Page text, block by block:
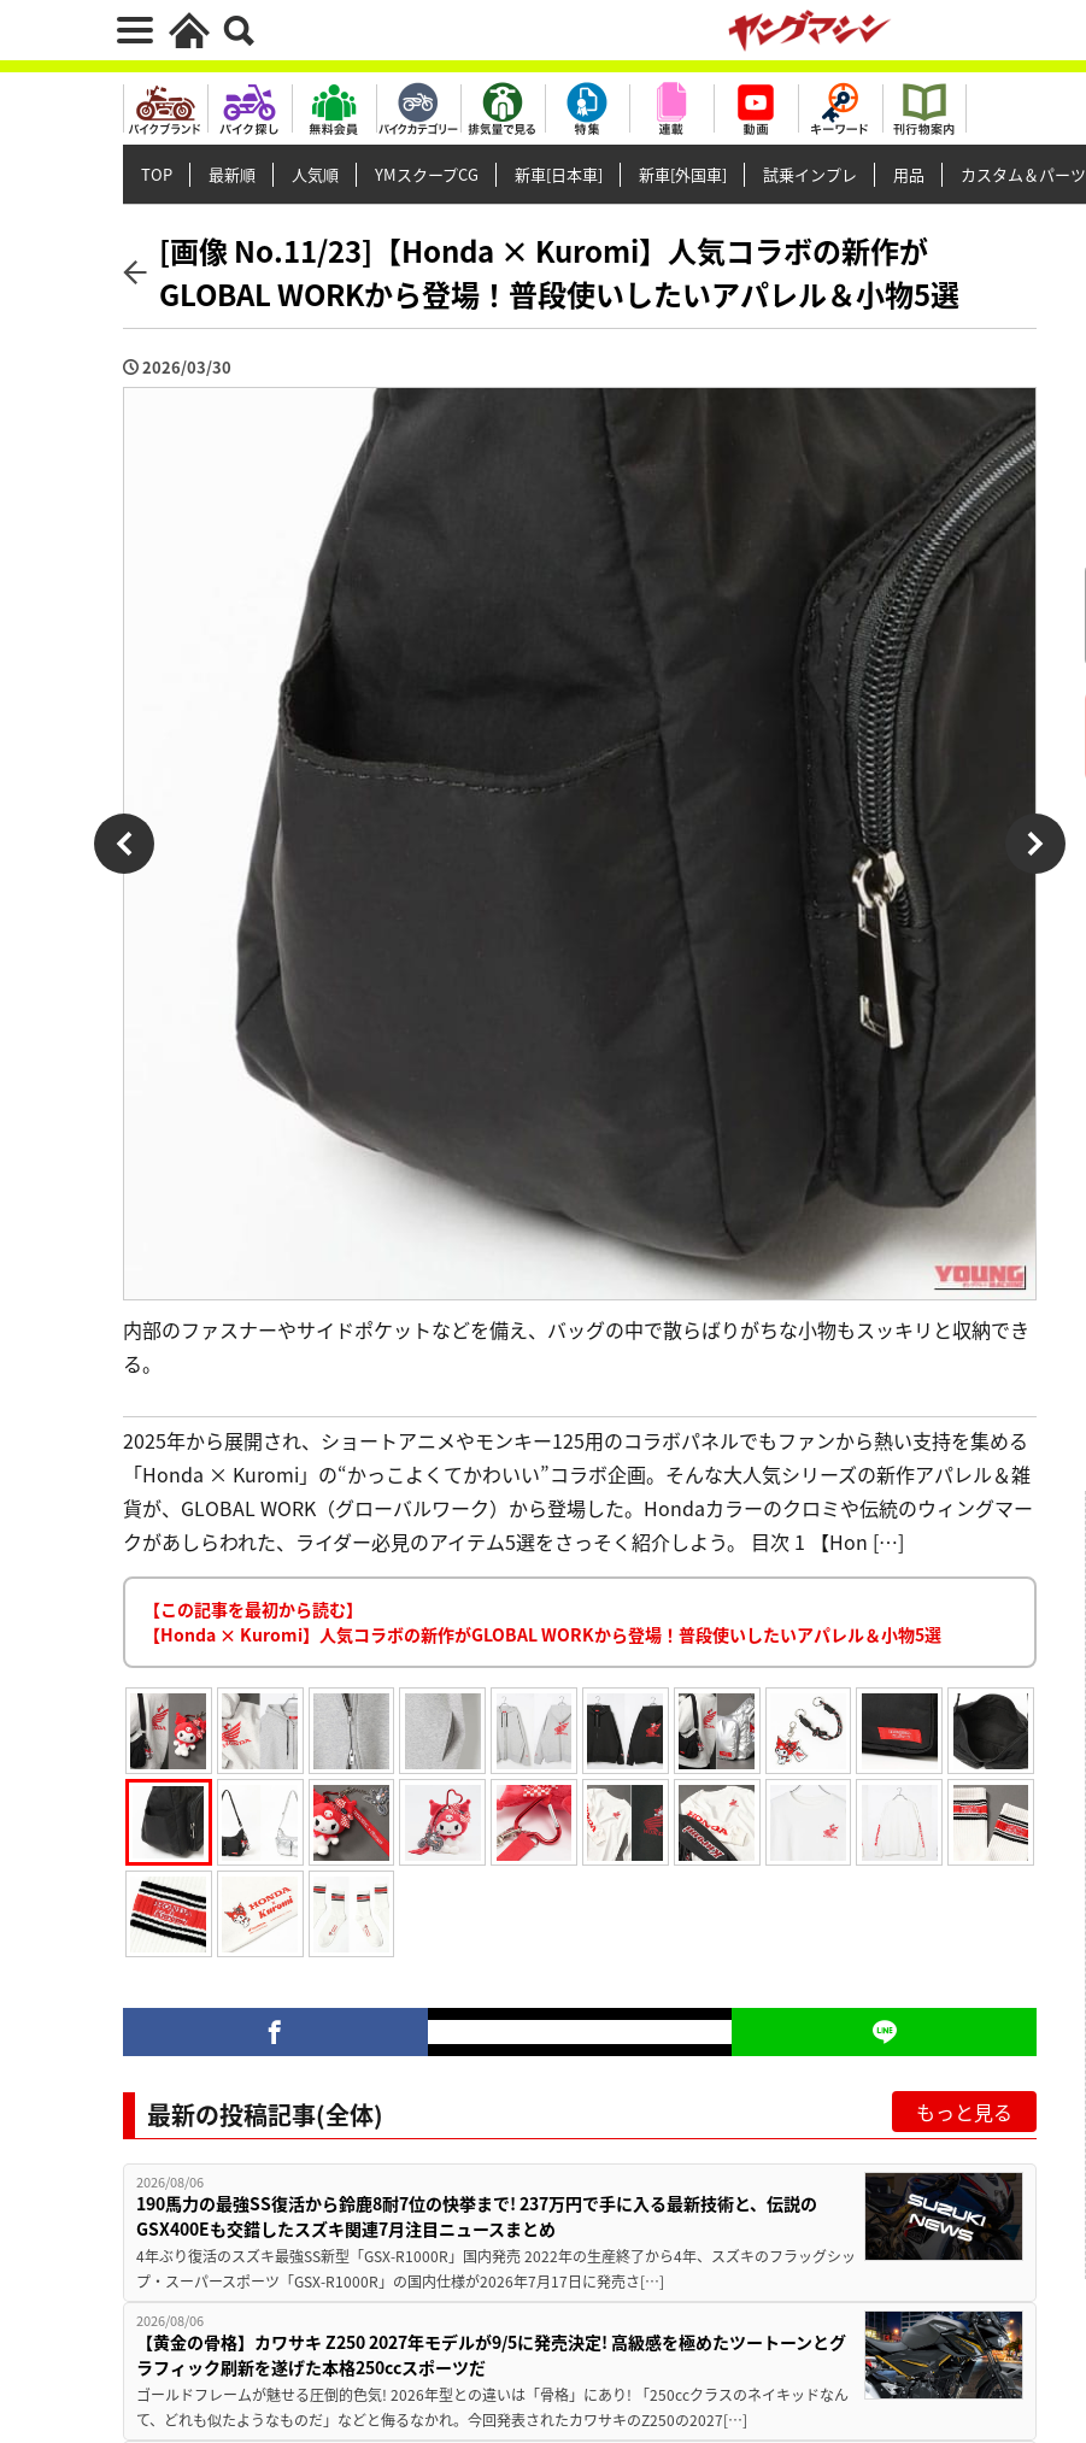
TOP 最新順 人気順 YMスクープCG 新車[日本車] 新車[外国車] 試乗インプレ 用品 カスタム＆パーツ
[画像 No.11/23]【Honda × Kuromi】人気コラボの新作が
GLOBAL WORKから登場！普段使いしたいアパレル＆小物5選
2026/03/30
内部のファスナーやサイドポケットなどを備え、バッグの中で散らばりがちな小物もスッキリと収納でき
る。
2025年から展開され、ショートアニメやモンキー125用のコラボパネルでもファンから熱い支持を集める
「Honda × Kuromi」の“かっこよくてかわいい”コラボ企画。そんな大人気シリーズの新作アパレル＆雑
貨が、GLOBAL WORK（グローバルワーク）から登場した。Hondaカラーのクロミや伝統のウィングマー
クがあしらわれた、ライダー必見のアイテム5選をさっそく紹介しよう。 目次 1 【Hon […]
【この記事を最初から読む】
【Honda × Kuromi】人気コラボの新作がGLOBAL WORKから登場！普段使いしたいアパレル＆小物5選
最新の投稿記事(全体) もっと見る
2026/08/06
190馬力の最強SS復活から鈴鹿8耐7位の快挙まで! 237万円で手に入る最新技術と、伝説の
GSX400Eも交錯したスズキ関連7月注目ニュースまとめ
4年ぶり復活のスズキ最強SS新型「GSX-R1000R」国内発売 2022年の生産終了から4年、スズキのフラッグシッ
プ・スーパースポーツ「GSX-R1000R」の国内仕様が2026年7月17日に発売さ[…]
2026/08/06
【黄金の骨格】カワサキ Z250 2027年モデルが9/5に発売決定! 高級感を極めたツートーンとグ
ラフィック刷新を遂げた本格250ccスポーツだ
ゴールドフレームが魅せる圧倒的色気! 2026年型との違いは「骨格」にあり! 「250ccクラスのネイキッドなん
て、どれも似たようなものだ」などと侮るなかれ。今回発表されたカワサキのZ250の2027[…]